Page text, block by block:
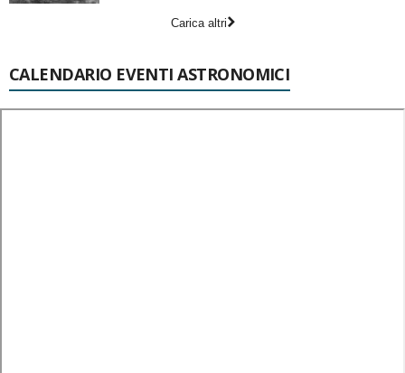
Carica altri
CALENDARIO EVENTI ASTRONOMICI